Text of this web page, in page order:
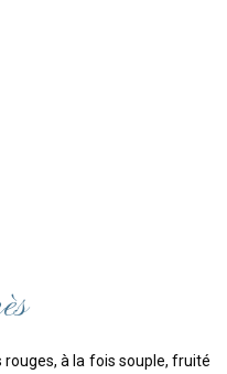
rouges, à la fois souple, fruité